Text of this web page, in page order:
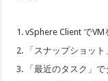
vSphere Client でVM
「スナップショッ
「最近のタスク」